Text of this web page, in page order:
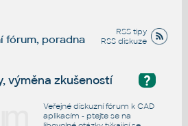
RSS tipy
RSS diskuze
fórum, poradna
?
výměna zkušeností
Veřejné diskuzní fórum k CAD
aplikacím - ptejte se na